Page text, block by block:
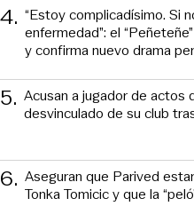
4. “Estoy complicadísimo. Si
enfermedad”: el
y confirma nuevo drama
5. Acusan a jugador de actos
desvinculado de su club
6. Aseguran que Parived
Tonka Tomicic y que la